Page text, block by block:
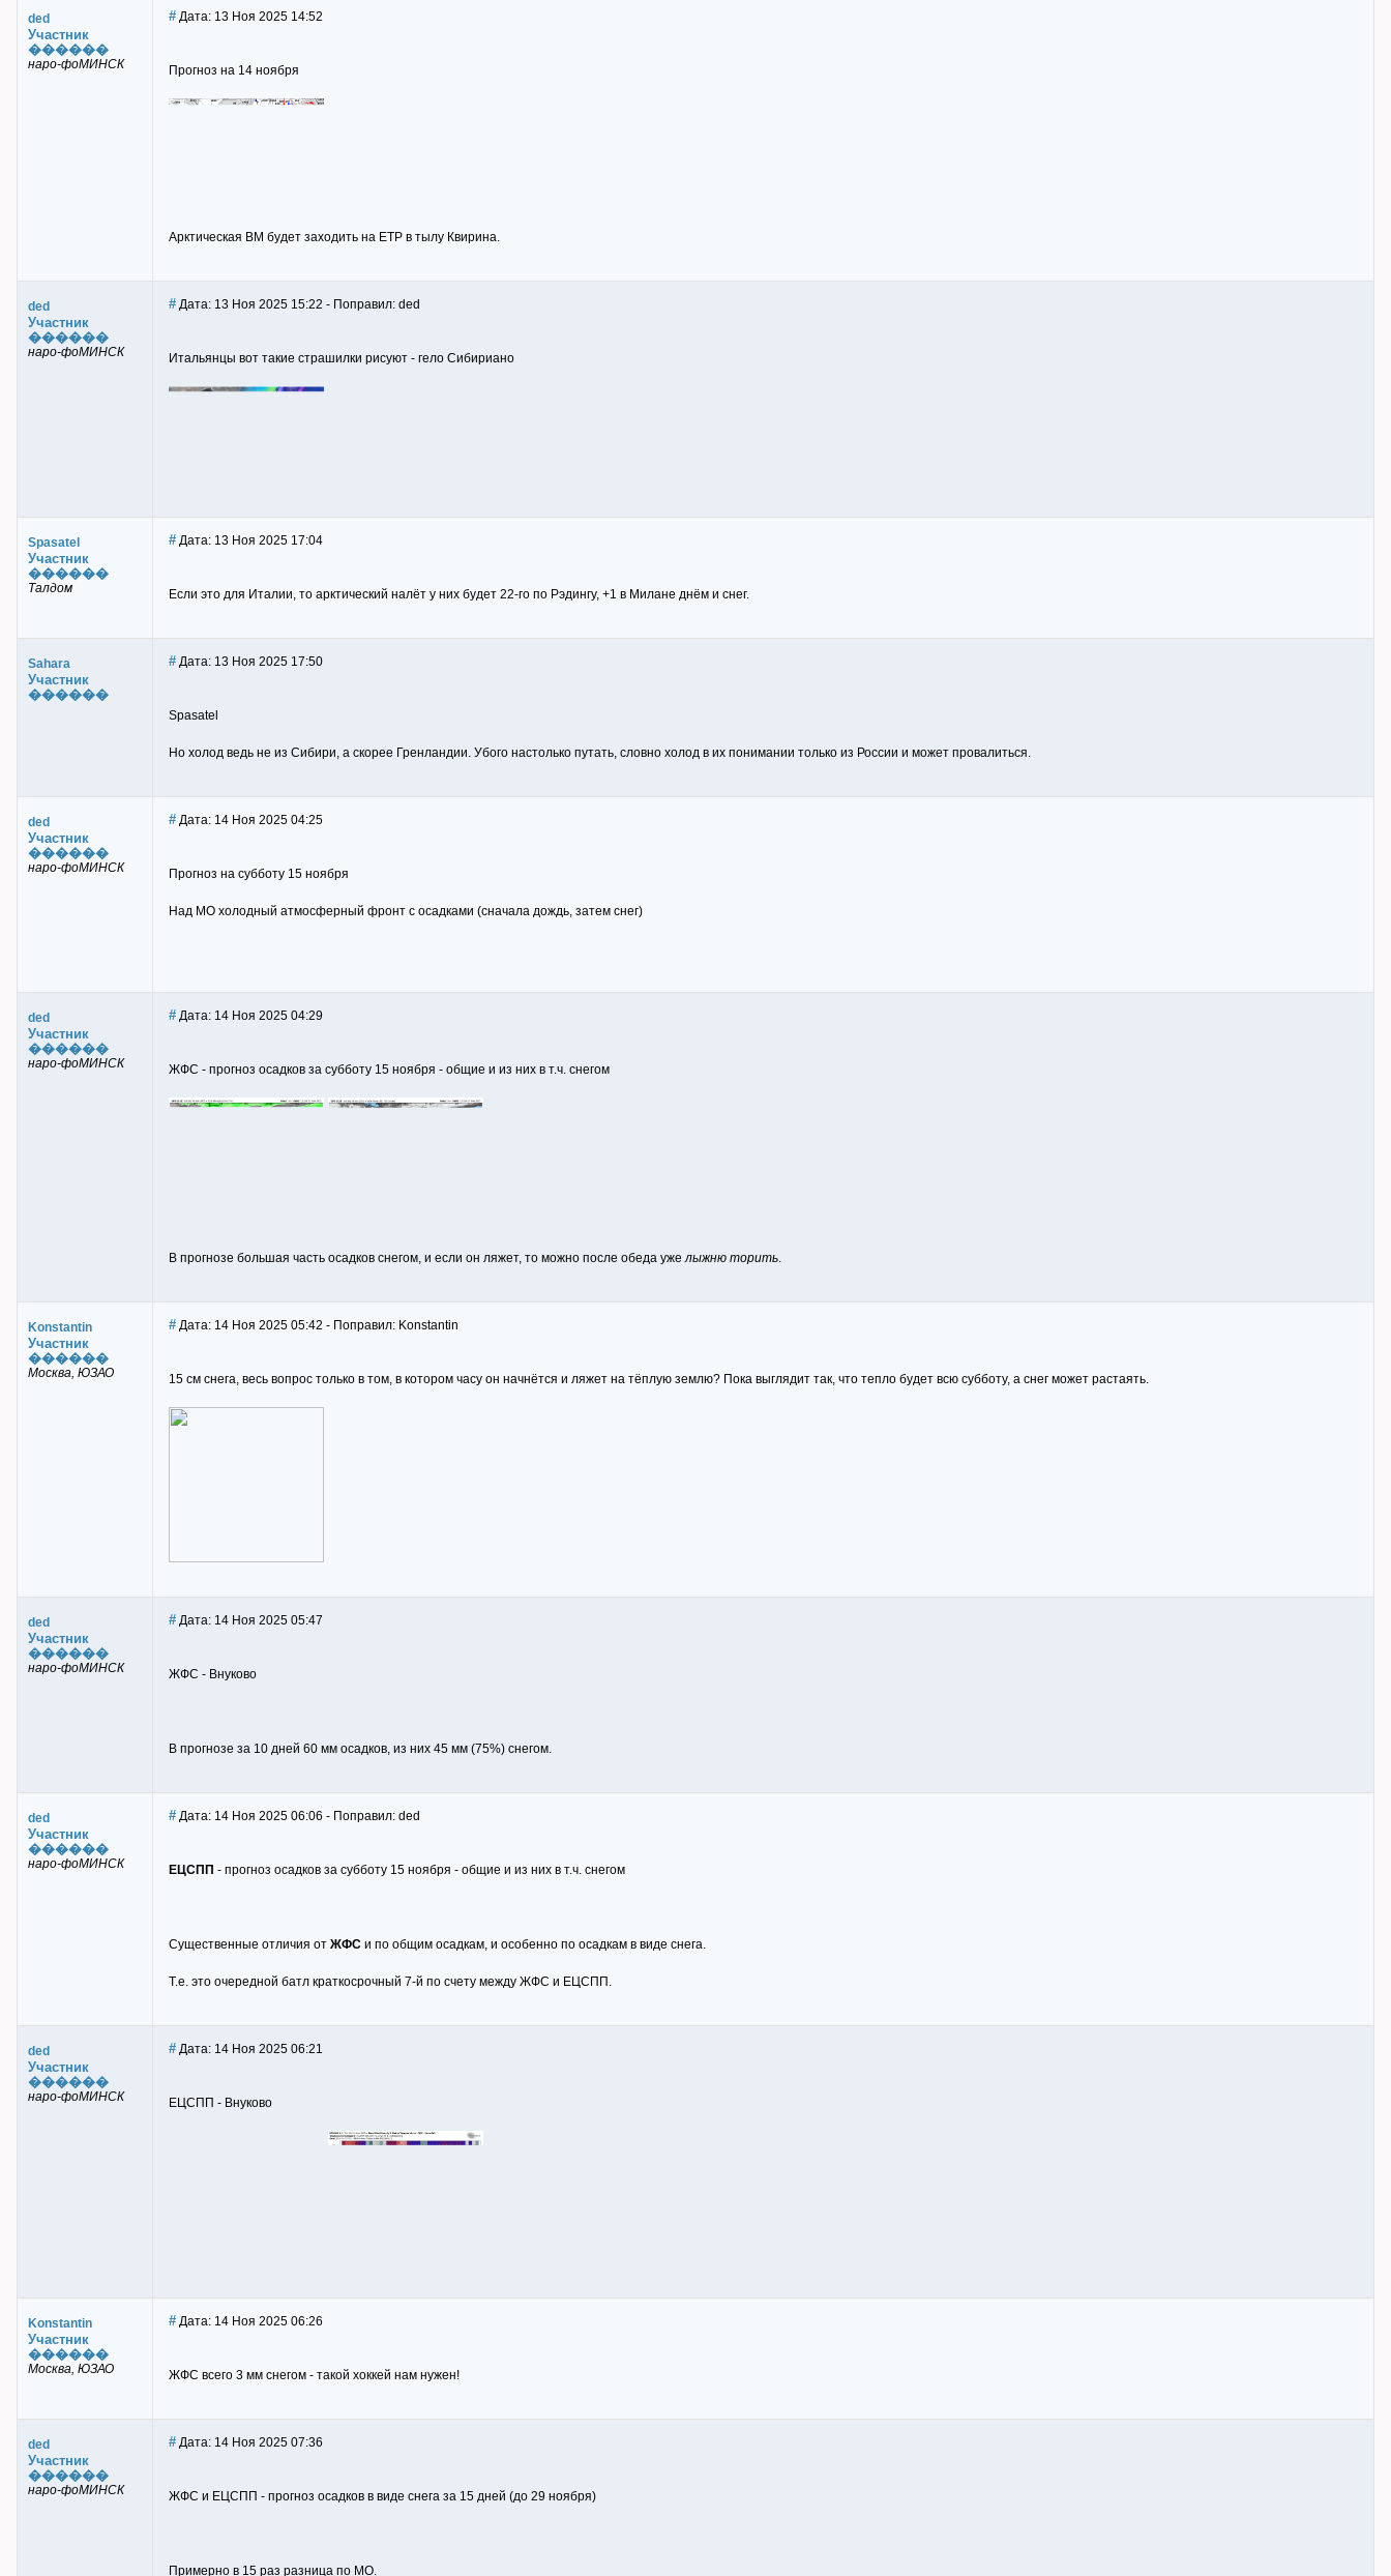
ded
Участник
������
наро-фоМИНСК
# Дата: 13 Ноя 2025 14:52
Прогноз на 14 ноября
Арктическая ВМ будет заходить на ЕТР в тылу Квирина.
ded
Участник
������
наро-фоМИНСК
# Дата: 13 Ноя 2025 15:22 - Поправил: ded
Итальянцы вот такие страшилки рисуют - гело Сибириано
Spasatel
Участник
������
Талдом
# Дата: 13 Ноя 2025 17:04
Если это для Италии, то арктический налёт у них будет 22-го по Рэдингу, +1 в Милане днём и снег.
Sahara
Участник
������
# Дата: 13 Ноя 2025 17:50
Spasatel
Но холод ведь не из Сибири, а скорее Гренландии. Убого настолько путать, словно холод в их понимании только из России и может провалиться.
ded
Участник
������
наро-фоМИНСК
# Дата: 14 Ноя 2025 04:25
Прогноз на субботу 15 ноября
Над МО холодный атмосферный фронт с осадками (сначала дождь, затем снег)
ded
Участник
������
наро-фоМИНСК
# Дата: 14 Ноя 2025 04:29
ЖФС - прогноз осадков за субботу 15 ноября - общие и из них в т.ч. снегом
В прогнозе большая часть осадков снегом, и если он ляжет, то можно после обеда ужелыжню торить.
Konstantin
Участник
������
Москва, ЮЗАО
# Дата: 14 Ноя 2025 05:42 - Поправил: Konstantin
15 см снега, весь вопрос только в том, в котором часу он начнётся и ляжет на тёплую землю? Пока выглядит так, что тепло будет всю субботу, а снег может растаять.
ded
Участник
������
наро-фоМИНСК
# Дата: 14 Ноя 2025 05:47
ЖФС - Внуково
В прогнозе за 10 дней 60 мм осадков, из них 45 мм (75%) снегом.
ded
Участник
������
наро-фоМИНСК
# Дата: 14 Ноя 2025 06:06 - Поправил: ded
ЕЦСПП - прогноз осадков за субботу 15 ноября - общие и из них в т.ч. снегом
Существенные отличия от ЖФС и по общим осадкам, и особенно по осадкам в виде снега.
Т.е. это очередной батл краткосрочный 7-й по счету между ЖФС и ЕЦСПП.
ded
Участник
������
наро-фоМИНСК
# Дата: 14 Ноя 2025 06:21
ЕЦСПП - Внуково
Konstantin
Участник
������
Москва, ЮЗАО
# Дата: 14 Ноя 2025 06:26
ЖФС всего 3 мм снегом - такой хоккей нам нужен!
ded
Участник
������
наро-фоМИНСК
# Дата: 14 Ноя 2025 07:36
ЖФС и ЕЦСПП - прогноз осадков в виде снега за 15 дней (до 29 ноября)
Примерно в 15 раз разница по МО.